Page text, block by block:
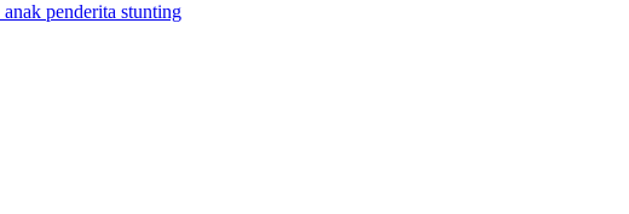
penderita stunting